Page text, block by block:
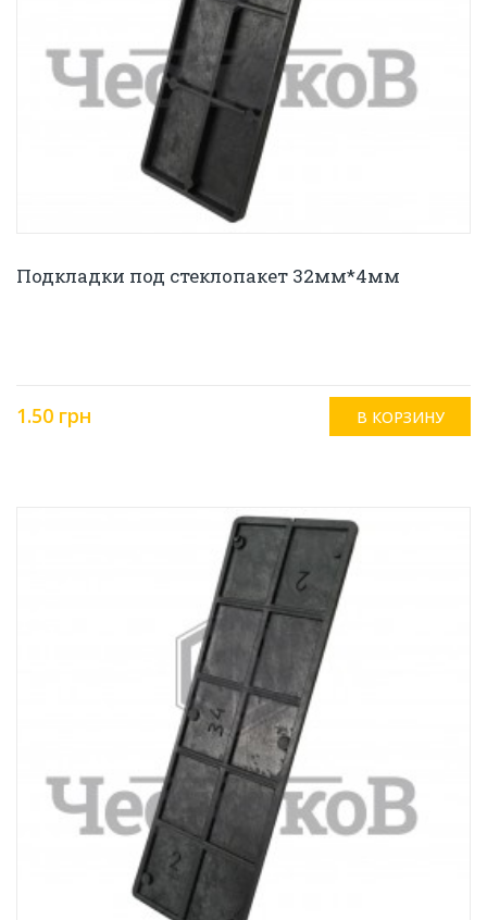
Подкладки под стеклопакет 32мм*4мм
1.50 грн